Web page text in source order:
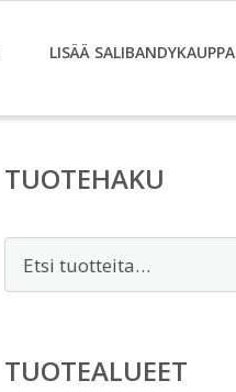
LISÄÄ SALIBANDYKAUPPA
TUOTEHAKU
TUOTEALUEET